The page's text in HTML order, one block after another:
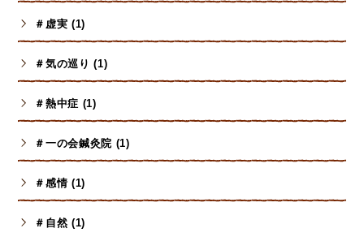
＃虚実 (1)
＃気の巡り (1)
＃熱中症 (1)
＃一の会鍼灸院 (1)
＃感情 (1)
＃自然 (1)